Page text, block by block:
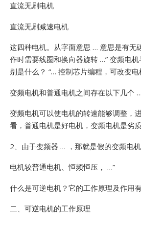
直流无刷电机
直流无刷减速电机
这四种电机。从字面意思 … 意思是有无
作时需要线圈和换向器旋转 …” 变频电
别是什么？ “… 控制芯片编程，可改变电
变频电机和普通电机之间存在以下几个
变频电机可以使电机的转速能够调整，
看，普通电机是好电机，变频电机是劣
2、由于变频器 … ，那就是假的变频电机
电机较普通电机、恒频恒压， …”
什么是可逆电机？它的工作原理及作用
二、可逆电机的工作原理